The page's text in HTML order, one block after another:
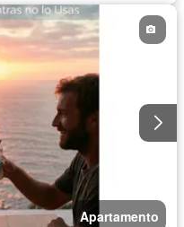
Apartamento